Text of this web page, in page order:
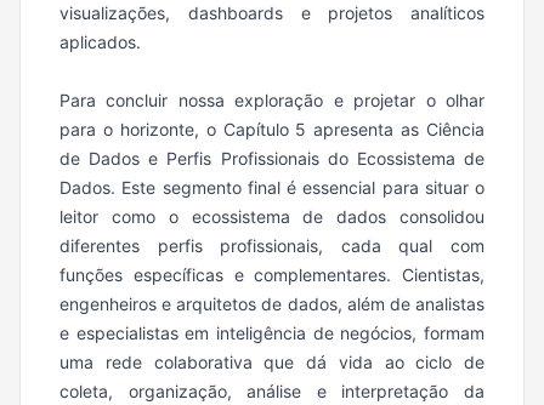
visualizações, dashboards e projetos analíticos
aplicados.
Para concluir nossa exploração e projetar o olhar
para o horizonte, o Capítulo 5 apresenta as Ciência
de Dados e Perfis Profissionais do Ecossistema de
Dados. Este segmento final é essencial para situar o
leitor como o ecossistema de dados consolidou
diferentes perfis profissionais, cada qual com
funções específicas e complementares. Cientistas,
engenheiros e arquitetos de dados, além de analistas
e especialistas em inteligência de negócios, formam
uma rede colaborativa que dá vida ao ciclo de
coleta, organização, análise e interpretação da